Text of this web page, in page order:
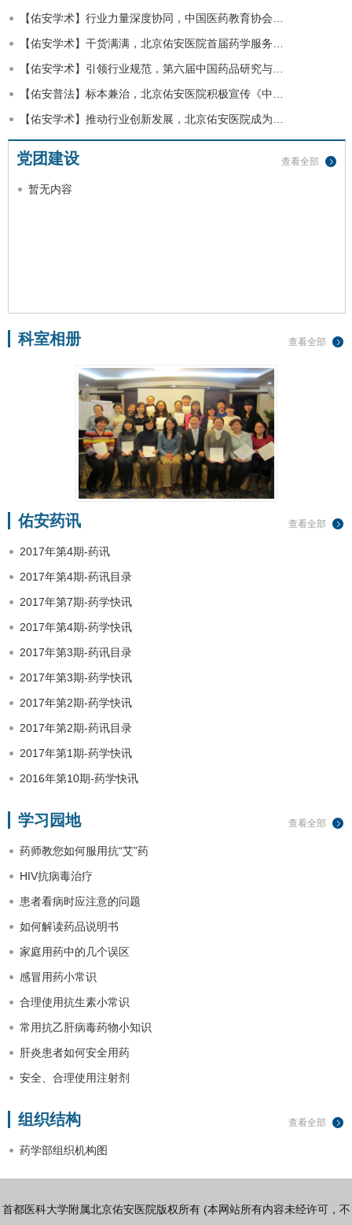
【佑安学术】行业力量深度协同，中国医药教育协会…
【佑安学术】干货满满，北京佑安医院首届药学服务…
【佑安学术】引领行业规范，第六届中国药品研究与…
【佑安普法】标本兼治，北京佑安医院积极宣传《中…
【佑安学术】推动行业创新发展，北京佑安医院成为…
查看全部
党团建设
暂无内容
查看全部
科室相册
查看全部
佑安药讯
2017年第4期-药讯
2017年第4期-药讯目录
2017年第7期-药学快讯
2017年第4期-药学快讯
2017年第3期-药讯目录
2017年第3期-药学快讯
2017年第2期-药学快讯
2017年第2期-药讯目录
2017年第1期-药学快讯
2016年第10期-药学快讯
查看全部
学习园地
药师教您如何服用抗“艾”药
HIV抗病毒治疗
患者看病时应注意的问题
如何解读药品说明书
家庭用药中的几个误区
感冒用药小常识
合理使用抗生素小常识
常用抗乙肝病毒药物小知识
肝炎患者如何安全用药
安全、合理使用注射剂
查看全部
组织结构
药学部组织机构图
首都医科大学附属北京佑安医院版权所有 (本网站所有内容未经许可，不